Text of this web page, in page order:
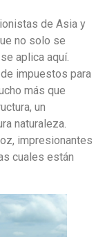
de Asia y
no solo se
impuestos para
más que
un
impresionantes
cuales están